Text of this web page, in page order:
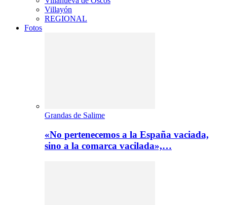
Villayón
REGIONAL
Fotos
Grandas de Salime
«No pertenecemos a la España vaciada,
sino a la comarca vacilada»,…